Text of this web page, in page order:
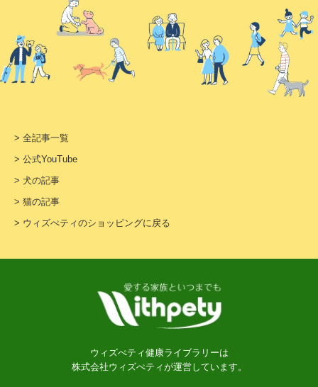
> 全記事一覧
> 公式YouTube
> 犬の記事
> 猫の記事
> ウィズぺティのショッピングに戻る
ウィズぺティ健康ライブラリーは
株式会社ウィズぺティが運営しています。